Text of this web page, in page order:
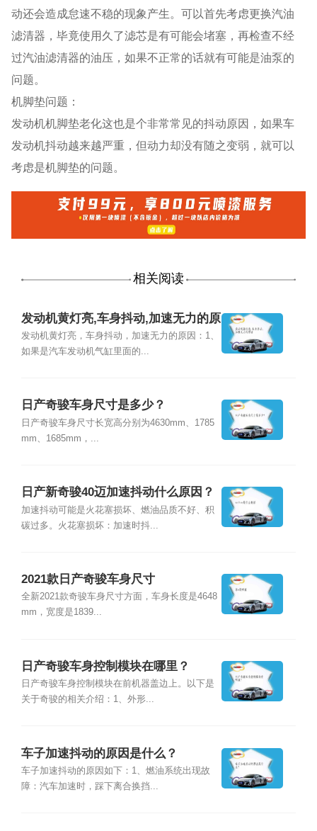
动还会造成怠速不稳的现象产生。可以首先考虑更换汽油
滤清器，毕竟使用久了滤芯是有可能会堵塞，再检查不经
过汽油滤清器的油压，如果不正常的话就有可能是油泵的
问题。
机脚垫问题：
发动机机脚垫老化这也是个非常常见的抖动原因，如果车
发动机抖动越来越严重，但动力却没有随之变弱，就可以
考虑是机脚垫的问题。
相关阅读
发动机黄灯亮,车身抖动,加速无力的原
因
发动机黄灯亮，车身抖动，加速无力的原因：1、
如果是汽车发动机气缸里面的...
日产奇骏车身尺寸是多少？
日产奇骏车身尺寸长宽高分别为4630mm、1785
mm、1685mm，...
日产新奇骏40迈加速抖动什么原因？
加速抖动可能是火花塞损坏、燃油品质不好、积
碳过多。火花塞损坏：加速时抖...
2021款日产奇骏车身尺寸
全新2021款奇骏车身尺寸方面，车身长度是4648
mm，宽度是1839...
日产奇骏车身控制模块在哪里？
日产奇骏车身控制模块在前机器盖边上。以下是
关于奇骏的相关介绍：1、外形...
车子加速抖动的原因是什么？
车子加速抖动的原因如下：1、燃油系统出现故
障：汽车加速时，踩下离合换挡...